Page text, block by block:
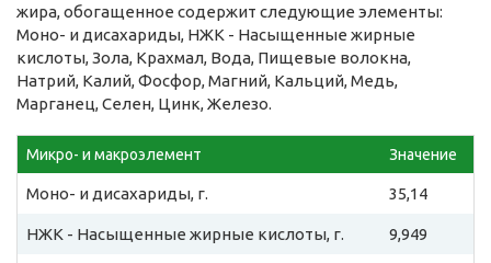
жира, обогащенное содержит следующие элементы:
Моно- и дисахариды, НЖК - Насыщенные жирные
кислоты, Зола, Крахмал, Вода, Пищевые волокна,
Натрий, Калий, Фосфор, Магний, Кальций, Медь,
Марганец, Селен, Цинк, Железо.
Микро- и макроэлемент Значение
Моно- и дисахариды, г. 35,14
НЖК - Насыщенные жирные кислоты, г. 9,949